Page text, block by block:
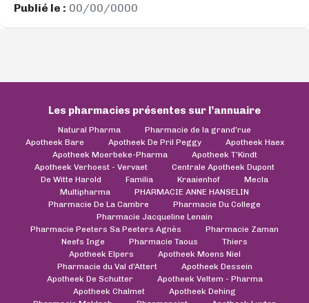
Publié le : 00/00/0000
Les pharmacies présentes sur l’annuaire
Natural Pharma
Pharmacie de la grand'rue
Apotheek Bare
Apotheek De Pril Peggy
Apotheek Haex
Apotheek Moerbeke-Pharma
Apotheek T'Kindt
Apotheek Verhoest - Vervaet
Centrale Apotheek Dupont
De Witte Harold
Familia Kraaienhof
Mecla
Multipharma
PHARMACIE ANNE HANSELIN
Pharmacie De La Cambre
Pharmacie Du College
Pharmacie Jacqueline Lenain
Pharmacie Peeters Sa Peeters Agnès
Pharmacie Zaman
Neefs Inge
Pharmacie Taous
Thiers
Apotheek Elpers
Apotheek Moens Niel
Pharmacie du Val d'Attert
Apotheek Dessein
Apotheek De Schutter
Apotheek Veltem - Pharma
Apotheek Chalmet
Apotheek Dehing